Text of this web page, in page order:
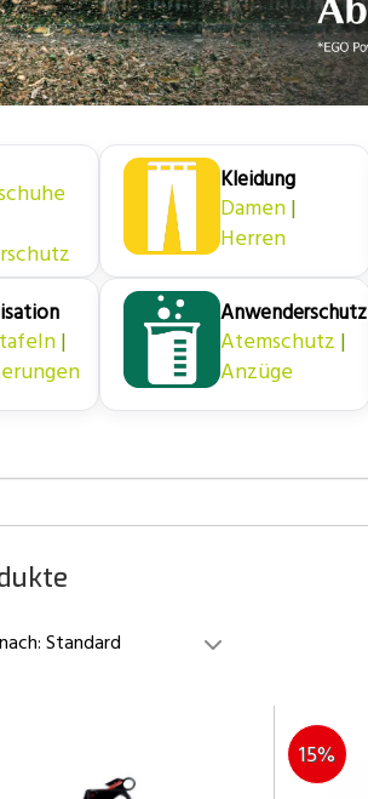
Kleidung
Damen|
Herren
|
Anwenderschutz
Atemschutz |
Anzüge
Standard
15%